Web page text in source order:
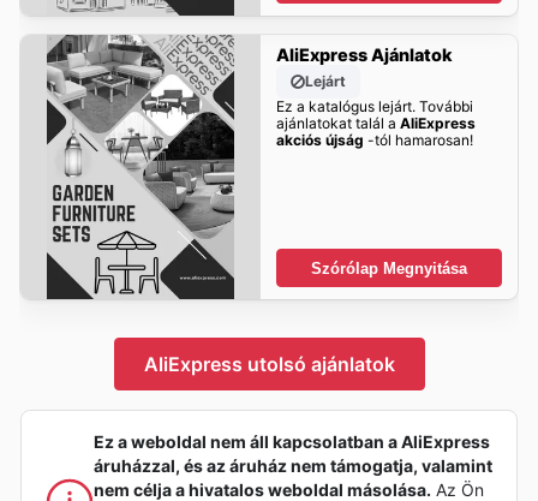
AliExpress Ajánlatok
Lejárt
Ez a katalógus lejárt. További
ajánlatokat talál a AliExpress
akciós újság -tól hamarosan!
Szórólap Megnyitása
AliExpress utolsó ajánlatok
Ez a weboldal nem áll kapcsolatban a AliExpress
áruházzal, és az áruház nem támogatja, valamint
nem célja a hivatalos weboldal másolása. Az Ön